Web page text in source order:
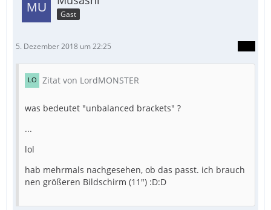
Gast
5. Dezember 2018 um 22:25
Zitat von LordMONSTER
was bedeutet "unbalanced brackets" ?
...
lol
hab mehrmals nachgesehen, ob das passt. ich brauch
nen größeren Bildschirm (11") :D:D